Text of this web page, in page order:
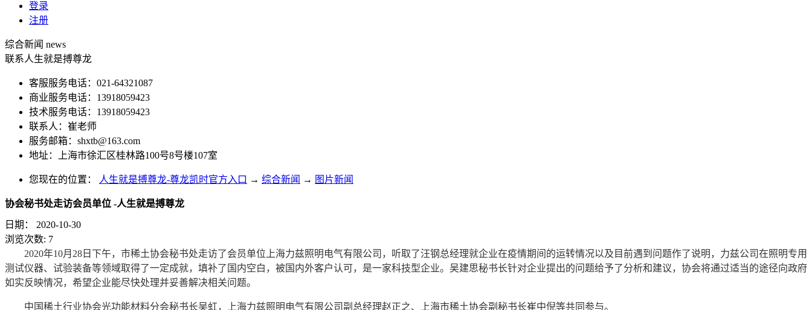
登录
注册
综合新闻 news
联系人生就是搏尊龙
客服服务电话：021-64321087
商业服务电话：13918059423
技术服务电话：13918059423
联系人：崔老师
服务邮箱： shxtb@163.com
地址：上海市徐汇区桂林路100号8号楼107室
您现在的位置： 人生就是搏尊龙-尊龙凯时官方入口 → 综合新闻 → 图片新闻
协会秘书处走访会员单位 -人生就是搏尊龙
日期：
2020-10-30
浏览次数: 7
2020年10月28日下午，市稀土协会秘书处走访了会员单位上海力兹照明电气有限公司，听取了汪钢总经理就企业在疫情期间的运转情况以及目前遇到问题作了说明，力兹公司在照明专用
测试仪器、试验装备等领域取得了一定成就，填补了国内空白，被国内外客户认可，是一家科技型企业。吴建思秘书长针对企业提出的问题给予了分析和建议，协会将通过适当的途径向政府
如实反映情况，希望企业能尽快处理并妥善解决相关问题。
中国稀土行业协会光功能材料分会秘书长吴虹，上海力兹照明电气有限公司副总经理赵正之、上海市稀土协会副秘书长崔中倪等共同参与。